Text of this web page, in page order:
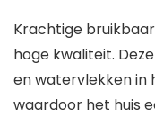
Krachtige
hoge kwaliteit.
en watervlekken in
waardoor het huis